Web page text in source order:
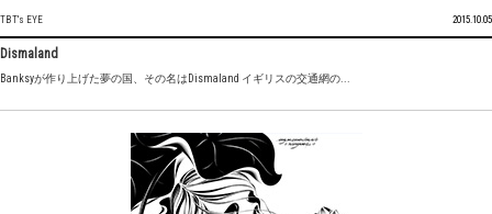
TBT's EYE 2015.10.05
Dismaland
Banksyが作り上げた夢の国、その名はDismaland イギリスの交通網の...